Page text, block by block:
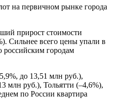
на первичном рынке города
прирост стоимости
Сильнее всего цены упали в
российским городам
до 13,51 млн руб.),
млн руб.), Тольятти (–4,6%),
по России квартира